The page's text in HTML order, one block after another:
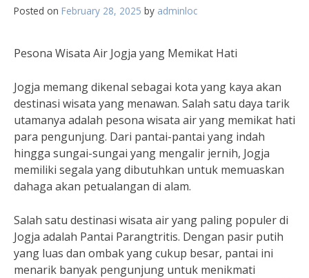
Posted on February 28, 2025 by adminloc
Pesona Wisata Air Jogja yang Memikat Hati
Jogja memang dikenal sebagai kota yang kaya akan
destinasi wisata yang menawan. Salah satu daya tarik
utamanya adalah pesona wisata air yang memikat hati
para pengunjung. Dari pantai-pantai yang indah
hingga sungai-sungai yang mengalir jernih, Jogja
memiliki segala yang dibutuhkan untuk memuaskan
dahaga akan petualangan di alam.
Salah satu destinasi wisata air yang paling populer di
Jogja adalah Pantai Parangtritis. Dengan pasir putih
yang luas dan ombak yang cukup besar, pantai ini
menarik banyak pengunjung untuk menikmati